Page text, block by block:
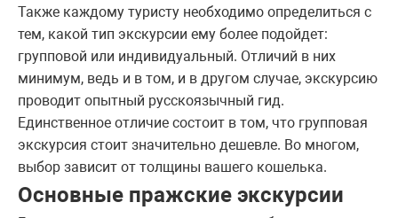
Также каждому туристу необходимо определиться с
тем, какой тип экскурсии ему более подойдет:
групповой или индивидуальный. Отличий в них
минимум, ведь и в том, и в другом случае, экскурсию
проводит опытный русскоязычный гид.
Единственное отличие состоит в том, что групповая
экскурсия стоит значительно дешевле. Во многом,
выбор зависит от толщины вашего кошелька.
Основные пражские экскурсии